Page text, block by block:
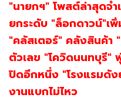
"นายกฯ" โพสต์ล่าสุดจ
ยกระดับ "ล็อกดาวน์"เ
"คลัสเตอร์" คลังสินค้า
ตัวเลข "โควิดนนทบุรี"
ปิดอีกหนึ่ง "โรงแรมดัง
งานแบกไม่ไหว